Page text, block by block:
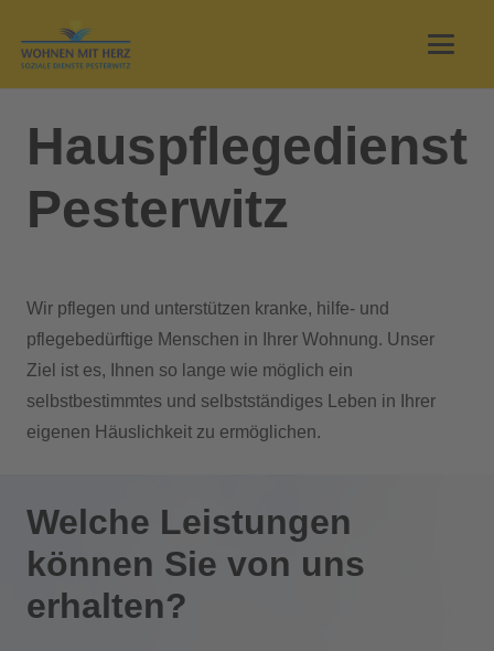
Hauspflegedienst
Pesterwitz
Wir pflegen und unterstützen kranke, hilfe- und
pflegebedürftige Menschen in Ihrer Wohnung. Unser
Ziel ist es, Ihnen so lange wie möglich ein
selbstbestimmtes und selbstständiges Leben in Ihrer
eigenen Häuslichkeit zu ermöglichen.
Welche Leistungen
können Sie von uns
erhalten?